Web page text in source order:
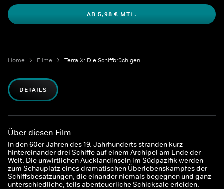
AB 5,98 € MTL.
Home Filme Terra X: Die Schiffbrüchigen
DETAILS
Über diesen Film
In den 60er Jahren des 19. Jahrhunderts stranden kurz
hintereinander drei Schiffe auf einem Archipel am Ende der
Welt. Die unwirtlichen Aucklandinseln im Südpazifik werden
zum Schauplatz eines dramatischen Überlebenskampfes der
Schiffsbesatzungen, die einander niemals begegnen und ganz
unterschiedliche, teils abenteuerliche Schicksale erleiden.